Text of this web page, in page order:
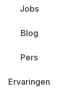
Jobs
Blog
Pers
Ervaringen